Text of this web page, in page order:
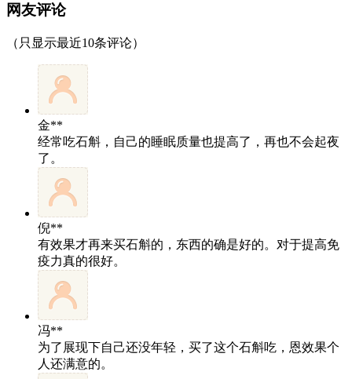
网友评论
（只显示最近10条评论）
金**
经常吃石斛，自己的睡眠质量也提高了，再也不会起夜
了。
倪**
有效果才再来买石斛的，东西的确是好的。对于提高免
疫力真的很好。
冯**
为了展现下自己还没年轻，买了这个石斛吃，恩效果个
人还满意的。